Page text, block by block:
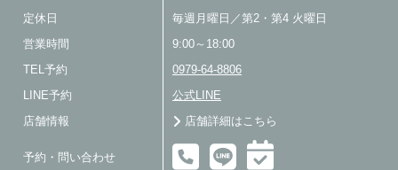
定休日 毎週月曜日／第2・第4 火曜日
営業時間 9:00～18:00
TEL予約 0979-64-8806
LINE予約 公式LINE
店舗情報 店舗詳細はこちら
予約・問い合わせ